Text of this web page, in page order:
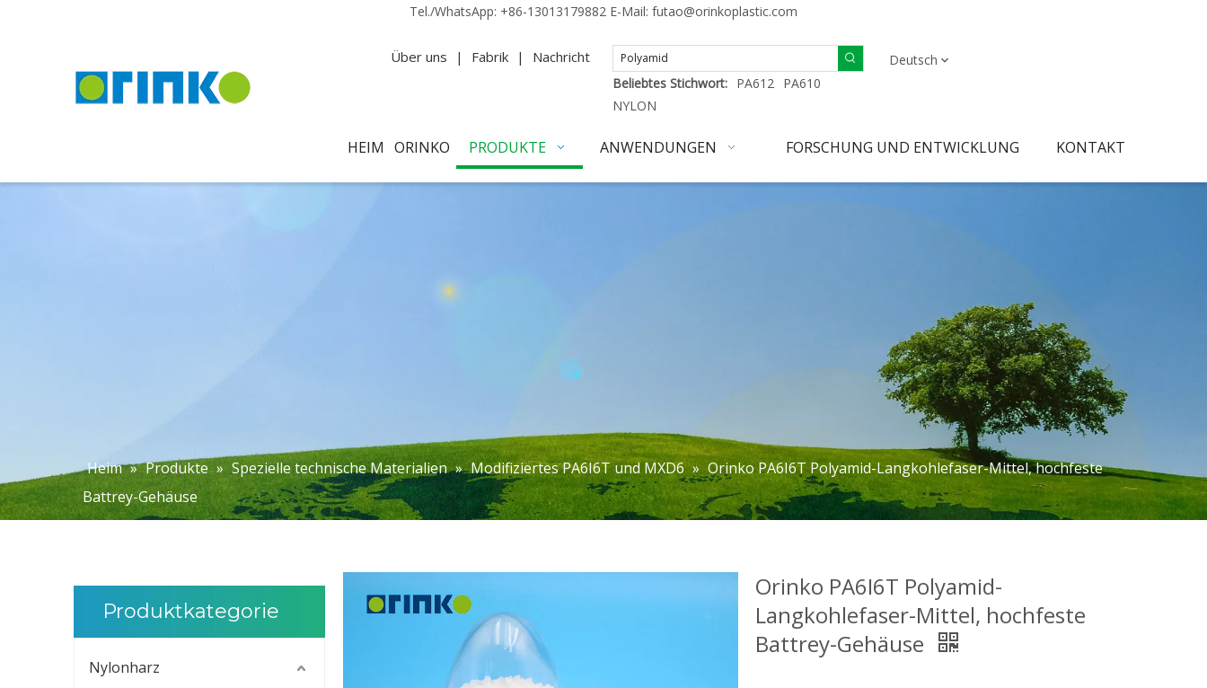
Tel./WhatsApp: +86-13013179882 E-Mail: futao@orinkoplastic.com
Über uns | Fabrik | Nachricht
Beliebtes Stichwort: PA612 PA610
NYLON
Deutsch
HEIM ORINKO PRODUKTE ANWENDUNGEN FORSCHUNG UND ENTWICKLUNG KONTAKT
Heim » Produkte » Spezielle technische Materialien » Modifiziertes PA6I6T und MXD6 » Orinko PA6I6T Polyamid-Langkohlefaser-Mittel, hochfeste
Battrey-Gehäuse
Produktkategorie
Nylonharz
Orinko PA6I6T Polyamid-
Langkohlefaser-Mittel, hochfeste
Battrey-Gehäuse